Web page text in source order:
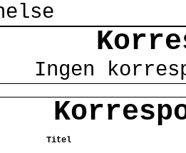
Ingen
Titel